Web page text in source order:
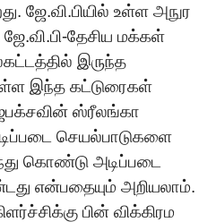
ஜே.வி.பியில் உள்ள அநுர
தேசிய மக்கள்
இருந்த
இந்த கட்டுரைகள்
ஸ்ரீலங்கா
செயல்பாடுகளை
கொண்டு அடிப்படை
என்பதையும் அறியலாம்.
பின் விக்கிரம